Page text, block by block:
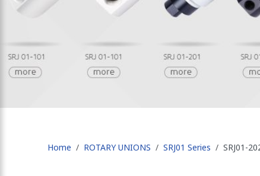
Home ROTARY UNIONS SRJ01 Series SRJ01-